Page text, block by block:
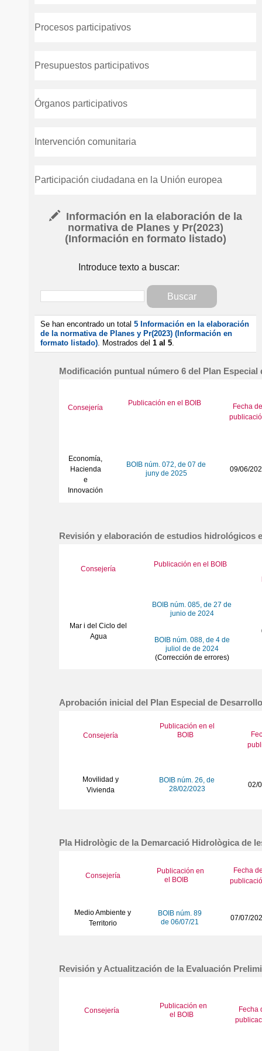
Procesos participativos
Presupuestos participativos
Órganos participativos
Intervención comunitaria
Participación ciudadana en la Unión europea
Información en la elaboración de la
normativa de Planes y Pr(2023)
(Información en formato listado)
Introduce texto a buscar:
Se han encontrado un total 5 Información en la elaboración
de la normativa de Planes y Pr(2023) (Información en
formato listado). Mostrados del 1 al 5.
Modificación puntual número 6 del Plan
Consejería
Publicación en el BOIB
Fecha de
Economía,
Hacienda
e
Innovación
BOIB núm. 072, de 07 de
juny de 2025
09/06/
Revisión y elaboración de estudios hidrológicos
Consejería
Publicación en el BOIB
Mar i del Ciclo del
Agua
BOIB núm. 085, de 27 de
junio de 2024
BOIB núm. 088, de 4 de
juliol de de 2024
(Corrección de errores)
Aprobación inicial del Plan Especial de
Consejería
Publicación en el
BOIB
Movilidad y
Vivienda
BOIB núm. 26, de
28/02/2023
02/
Pla Hidrològic de la Demarcació Hidrològica de
Consejería
Publicación en
el BOIB
Fecha
Medio Ambiente y
Territorio
BOIB núm. 89
de 06/07/21
07/07/
Revisión y Actualitzación de la Evaluación
Consejería
Publicación en
el BOIB
Fecha